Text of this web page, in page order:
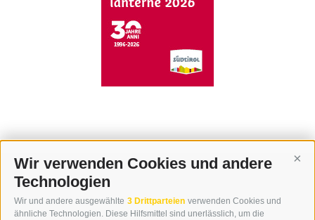
Wir verwenden Cookies und andere
Technologien
Wir und andere ausgewählte 3 Drittparteien verwenden Cookies und
ähnliche Technologien. Diese Hilfsmittel sind unerlässlich, um die
KONTAKT
WIPP-MEDIA GMBH